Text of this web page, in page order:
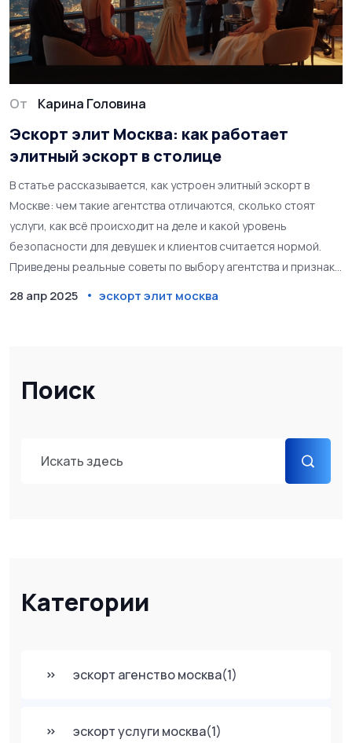
Поиск
Категории
эскорт агенство москва(1)
эскорт услуги москва(1)
От Карина Головина
Эскорт элит Москва: как работает
элитный эскорт в столице
В статье рассказывается, как устроен элитный эскорт в
Москве: чем такие агентства отличаются, сколько стоят
услуги, как всё происходит на деле и какой уровень
безопасности для девушек и клиентов считается нормой.
Приведены реальные советы по выбору агентства и признаки
элитного эскорта и приводятся неожиданные факты из
28 апр 2025 эскорт элит москва